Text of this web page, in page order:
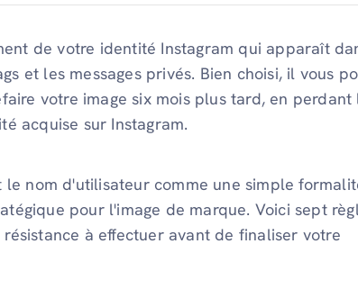
de votre identité Instagram qui apparaît
et les messages privés. Bien choisi, il vous
votre image six mois plus tard, en perdant
acquise sur Instagram.
nom d'utilisateur comme une simple
pour l'image de marque. Voici sept
à effectuer avant de finaliser votre